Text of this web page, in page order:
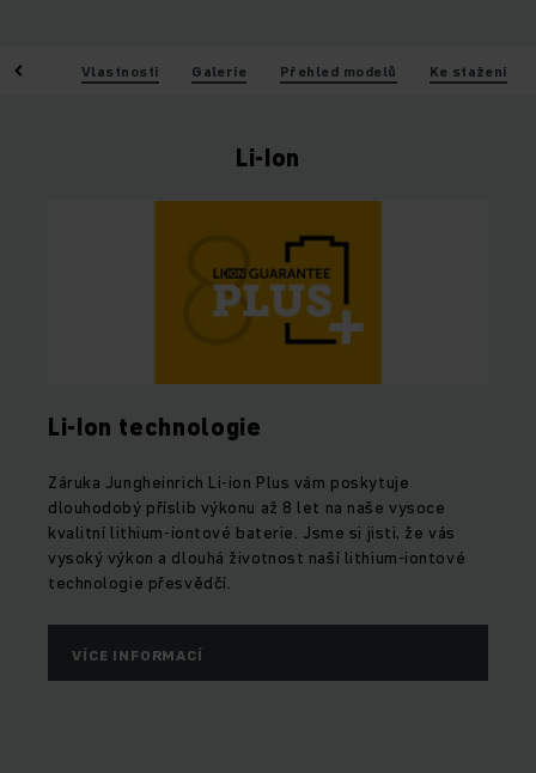
Vlastnosti Galerie Přehled modelů Ke stažení
Li-Ion
Li-Ion technologie
Záruka Jungheinrich Li-ion Plus vám poskytuje
dlouhodobý příslib výkonu až 8 let na naše vysoce
kvalitní lithium-iontové baterie. Jsme si jisti, že vás
vysoký výkon a dlouhá životnost naší lithium-iontové
technologie přesvědčí.
VÍCE INFORMACÍ